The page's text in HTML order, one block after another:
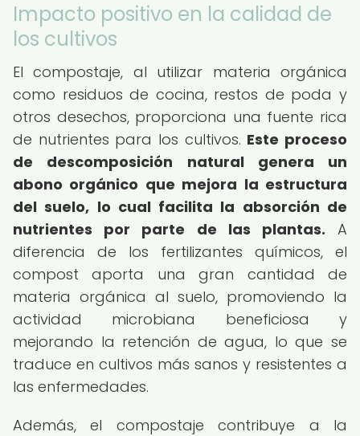
Impacto positivo en la calidad de
los cultivos
El compostaje, al utilizar materia orgánica
como residuos de cocina, restos de poda y
otros desechos, proporciona una fuente rica
de nutrientes para los cultivos. Este proceso
de descomposición natural genera un
abono orgánico que mejora la estructura
del suelo, lo cual facilita la absorción de
nutrientes por parte de las plantas. A
diferencia de los fertilizantes químicos, el
compost aporta una gran cantidad de
materia orgánica al suelo, promoviendo la
actividad microbiana beneficiosa y
mejorando la retención de agua, lo que se
traduce en cultivos más sanos y resistentes a
las enfermedades.
Además, el compostaje contribuye a la